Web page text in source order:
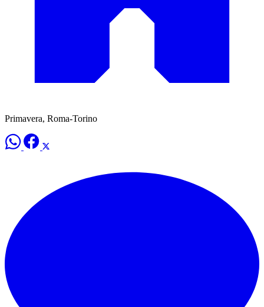
Primavera, Roma-Torino